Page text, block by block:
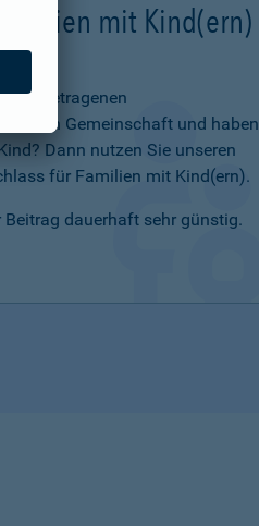
mit Kind(ern)
eingetragenen
Gemeinschaft und haben
Dann nutzen Sie unseren
für Familien mit Kind(ern).
dauerhaft sehr günstig.